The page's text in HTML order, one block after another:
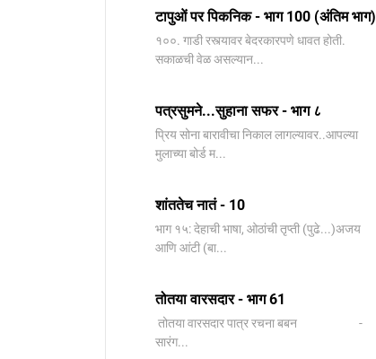
टापुओं पर पिकनिक - भाग 100 (अंतिम भाग)
१००. गाडी रस्त्यावर बेदरकारपणे धावत होती.
सकाळची वेळ असल्यान...
पत्रसुमने...सुहाना सफर - भाग ८
प्रिय सोना बारावीचा निकाल लागल्यावर..आपल्या
मुलाच्या बोर्ड म...
शांततेच नातं - 10
भाग १५: देहाची भाषा, ओठांची तृप्ती (पुढे...)अजय
आणि आंटी (बा...
तोतया वारसदार - भाग 61
तोतया वारसदार पात्र रचना बबन -
सारंग...